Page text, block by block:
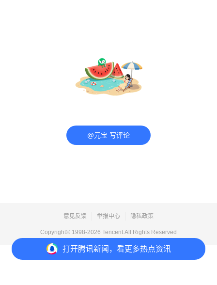
打开腾讯新闻，看更多热点资讯
@元宝 写评论
意见反馈 举报中心 隐私政策
Copyright© 1998-2026 Tencent.All Rights Reserved